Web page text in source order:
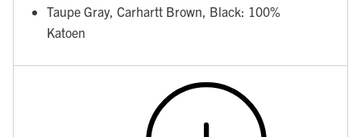
Taupe Gray, Carhartt Brown, Black: 100%
Katoen